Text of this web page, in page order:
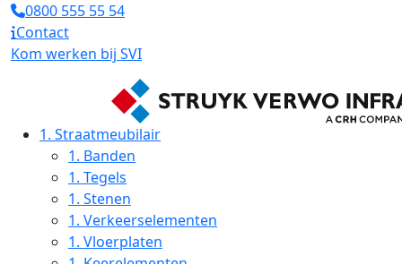
0800 555 55 54
Contact
Kom werken bij SVI
1. Straatmeubilair
1. Banden
1. Tegels
1. Stenen
1. Verkeerselementen
1. Vloerplaten